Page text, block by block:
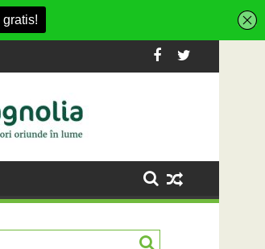
Aeroportul Internațional din Cluj țintește